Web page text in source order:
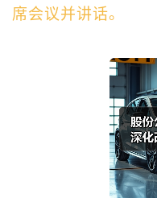
席会议并讲话。